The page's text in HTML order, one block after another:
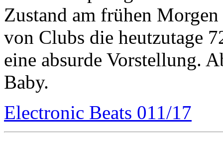
Zustand am frühen
von Clubs die heutzutage
eine absurde Vorstellung.
Baby.
Electronic Beats 011/17